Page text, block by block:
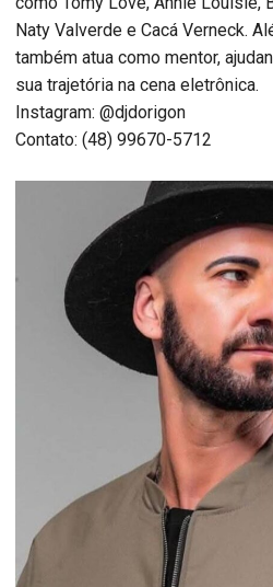
Naty Valverde e Cacá Verneck.
também atua como mentor,
sua trajetória na cena eletrônica.
Instagram: @djdorigon
Contato: (48) 99670-5712